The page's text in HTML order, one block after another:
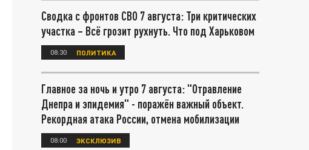
Сводка с фронтов СВО 7 августа: Три критических
участка – Всё грозит рухнуть. Что под Харьковом
08:30 ПОЛИТИКА
Главное за ночь и утро 7 августа: "Отравление
Днепра и эпидемия" - поражён важный объект.
Рекордная атака России, отмена мобилизации
08:00 ЭКСКЛЮЗИВ